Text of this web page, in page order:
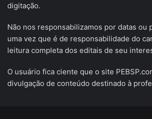
digitação.
Não nos responsabilizamos por datas ou
uma vez que é de responsabilidade do
leitura completa dos editais de seu
O usuário fica ciente que o site
divulgação de conteúdo destinado à